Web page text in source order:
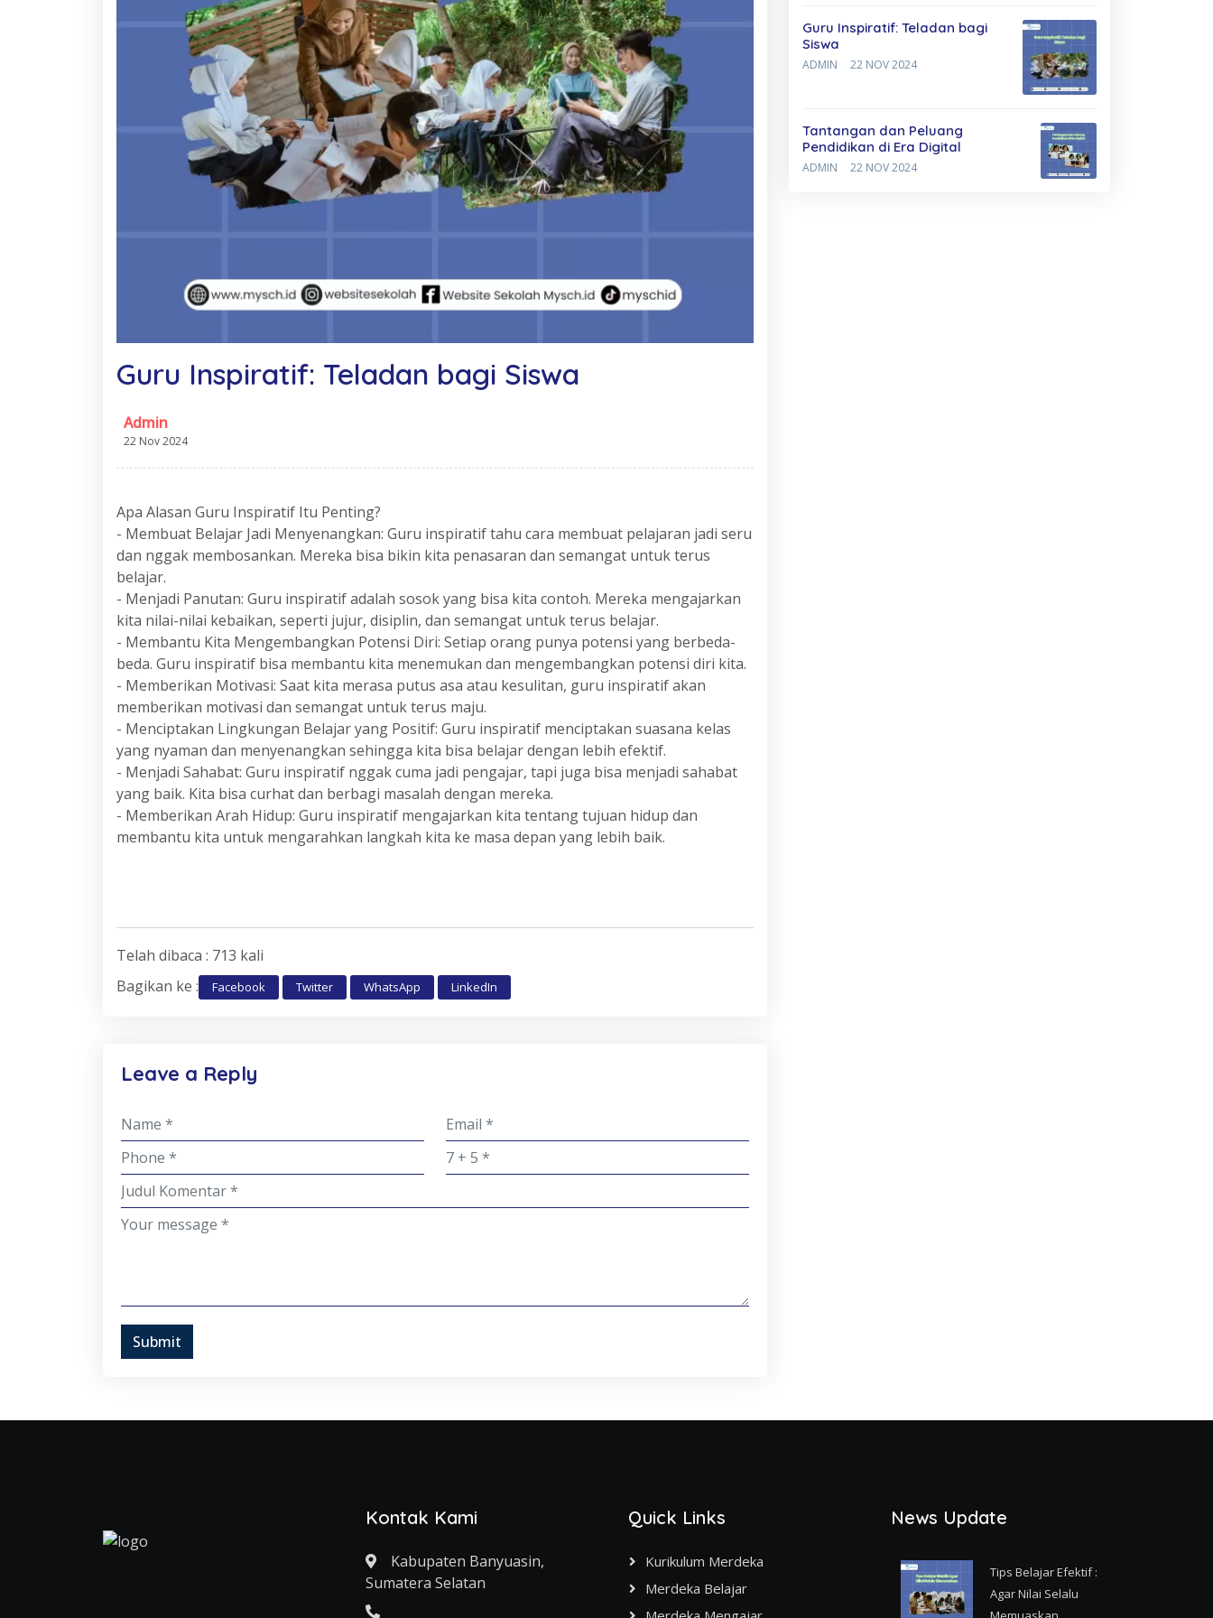
Guru Inspiratif: Teladan bagi Siswa
Admin
22 Nov 2024
Apa Alasan Guru Inspiratif Itu Penting?
- Membuat Belajar Jadi Menyenangkan: Guru inspiratif tahu cara membuat pelajaran jadi seru
dan nggak membosankan. Mereka bisa bikin kita penasaran dan semangat untuk terus
belajar.
- Menjadi Panutan: Guru inspiratif adalah sosok yang bisa kita contoh. Mereka mengajarkan
kita nilai-nilai kebaikan, seperti jujur, disiplin, dan semangat untuk terus belajar.
- Membantu Kita Mengembangkan Potensi Diri: Setiap orang punya potensi yang berbeda-
beda. Guru inspiratif bisa membantu kita menemukan dan mengembangkan potensi diri kita.
- Memberikan Motivasi: Saat kita merasa putus asa atau kesulitan, guru inspiratif akan
memberikan motivasi dan semangat untuk terus maju.
- Menciptakan Lingkungan Belajar yang Positif: Guru inspiratif menciptakan suasana kelas
yang nyaman dan menyenangkan sehingga kita bisa belajar dengan lebih efektif.
- Menjadi Sahabat: Guru inspiratif nggak cuma jadi pengajar, tapi juga bisa menjadi sahabat
yang baik. Kita bisa curhat dan berbagi masalah dengan mereka.
- Memberikan Arah Hidup: Guru inspiratif mengajarkan kita tentang tujuan hidup dan
membantu kita untuk mengarahkan langkah kita ke masa depan yang lebih baik.
Telah dibaca : 713 kali
Bagikan ke :
Facebook Twitter WhatsApp LinkedIn
Leave a Reply
Submit
Guru Inspiratif: Teladan bagi
Siswa
ADMIN 22 NOV 2024
Tantangan dan Peluang
Pendidikan di Era Digital
ADMIN 22 NOV 2024
Kontak Kami
Kabupaten Banyuasin,
Sumatera Selatan
Quick Links
Kurikulum Merdeka
Merdeka Belajar
News Update
Tips Belajar Efektif :
Agar Nilai Selalu